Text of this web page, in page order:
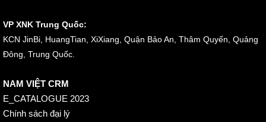
VP XNK Trung Quốc:
KCN JinBi, HuangTian, XiXiang, Quận Bảo An, Thâm Quyến, Quảng
Đông, Trung Quốc.
NAM VIỆT CRM
E_CATALOGUE 2023
Chính sách đại lý